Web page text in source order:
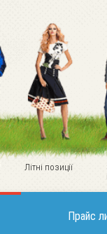
Літні позиції
Прайс